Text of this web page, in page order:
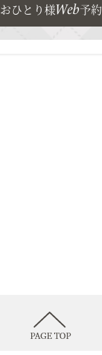
おひとり様Web予約